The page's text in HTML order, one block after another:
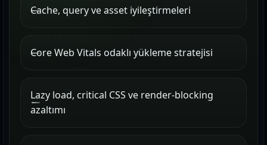
Cache, query ve asset iyileştirmeleri
Core Web Vitals odaklı yükleme stratejisi
Lazy load, critical CSS ve render-blocking
azaltımı